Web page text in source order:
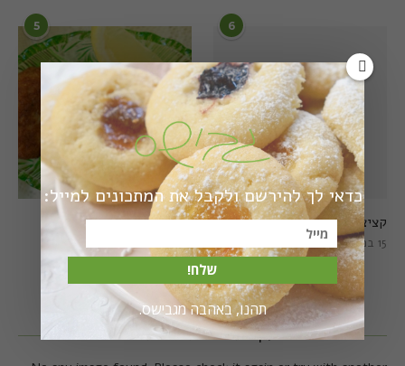
5
קציצות כרישה טבעוניות
20 במרץ 2018
6
קציצות כרישה מושלמות
15 במרץ 2018
עקבו אחרי באינסטגרם
כדאי לך להירשם ולקבל את המתכונים למייל:
שלח!
תהנו, באהבה מגבישס.